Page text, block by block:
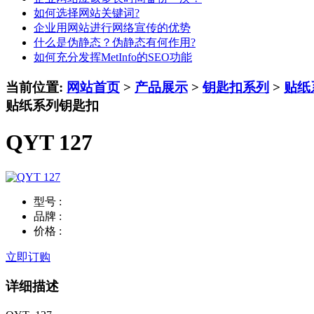
如何选择网站关键词?
企业用网站进行网络宣传的优势
什么是伪静态？伪静态有何作用?
如何充分发挥MetInfo的SEO功能
当前位置: 网站首页 > 产品展示 >钥匙扣系列 > 贴纸
贴纸系列钥匙扣
QYT 127
型号 :
品牌 :
价格 :
立即订购
详细描述